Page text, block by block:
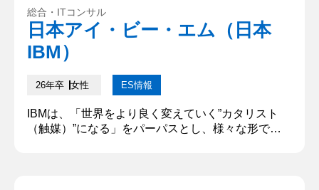
いことは、ITインフラの最適化を通じた持続可能な
社会の実現である。特に、環境負荷の低減に向けた
データ活用やエネルギー効...
総合・ITコンサル
日本アイ・ビー・エム（日本
IBM）
26年卒 女性 ES情報
IBMは、「世界をより良く変えていく”カタリスト
（触媒）”になる」をパーパスとし、様々な形で社